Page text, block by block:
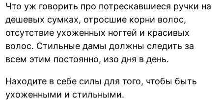
Что уж говорить про потрескавшиеся ручки на
дешевых сумках, отросшие корни волос,
отсутствие ухоженных ногтей и красивых
волос. Стильные дамы должны следить за
всем этим постоянно, изо дня в день.
Находите в себе силы для того, чтобы быть
ухоженными и стильными.